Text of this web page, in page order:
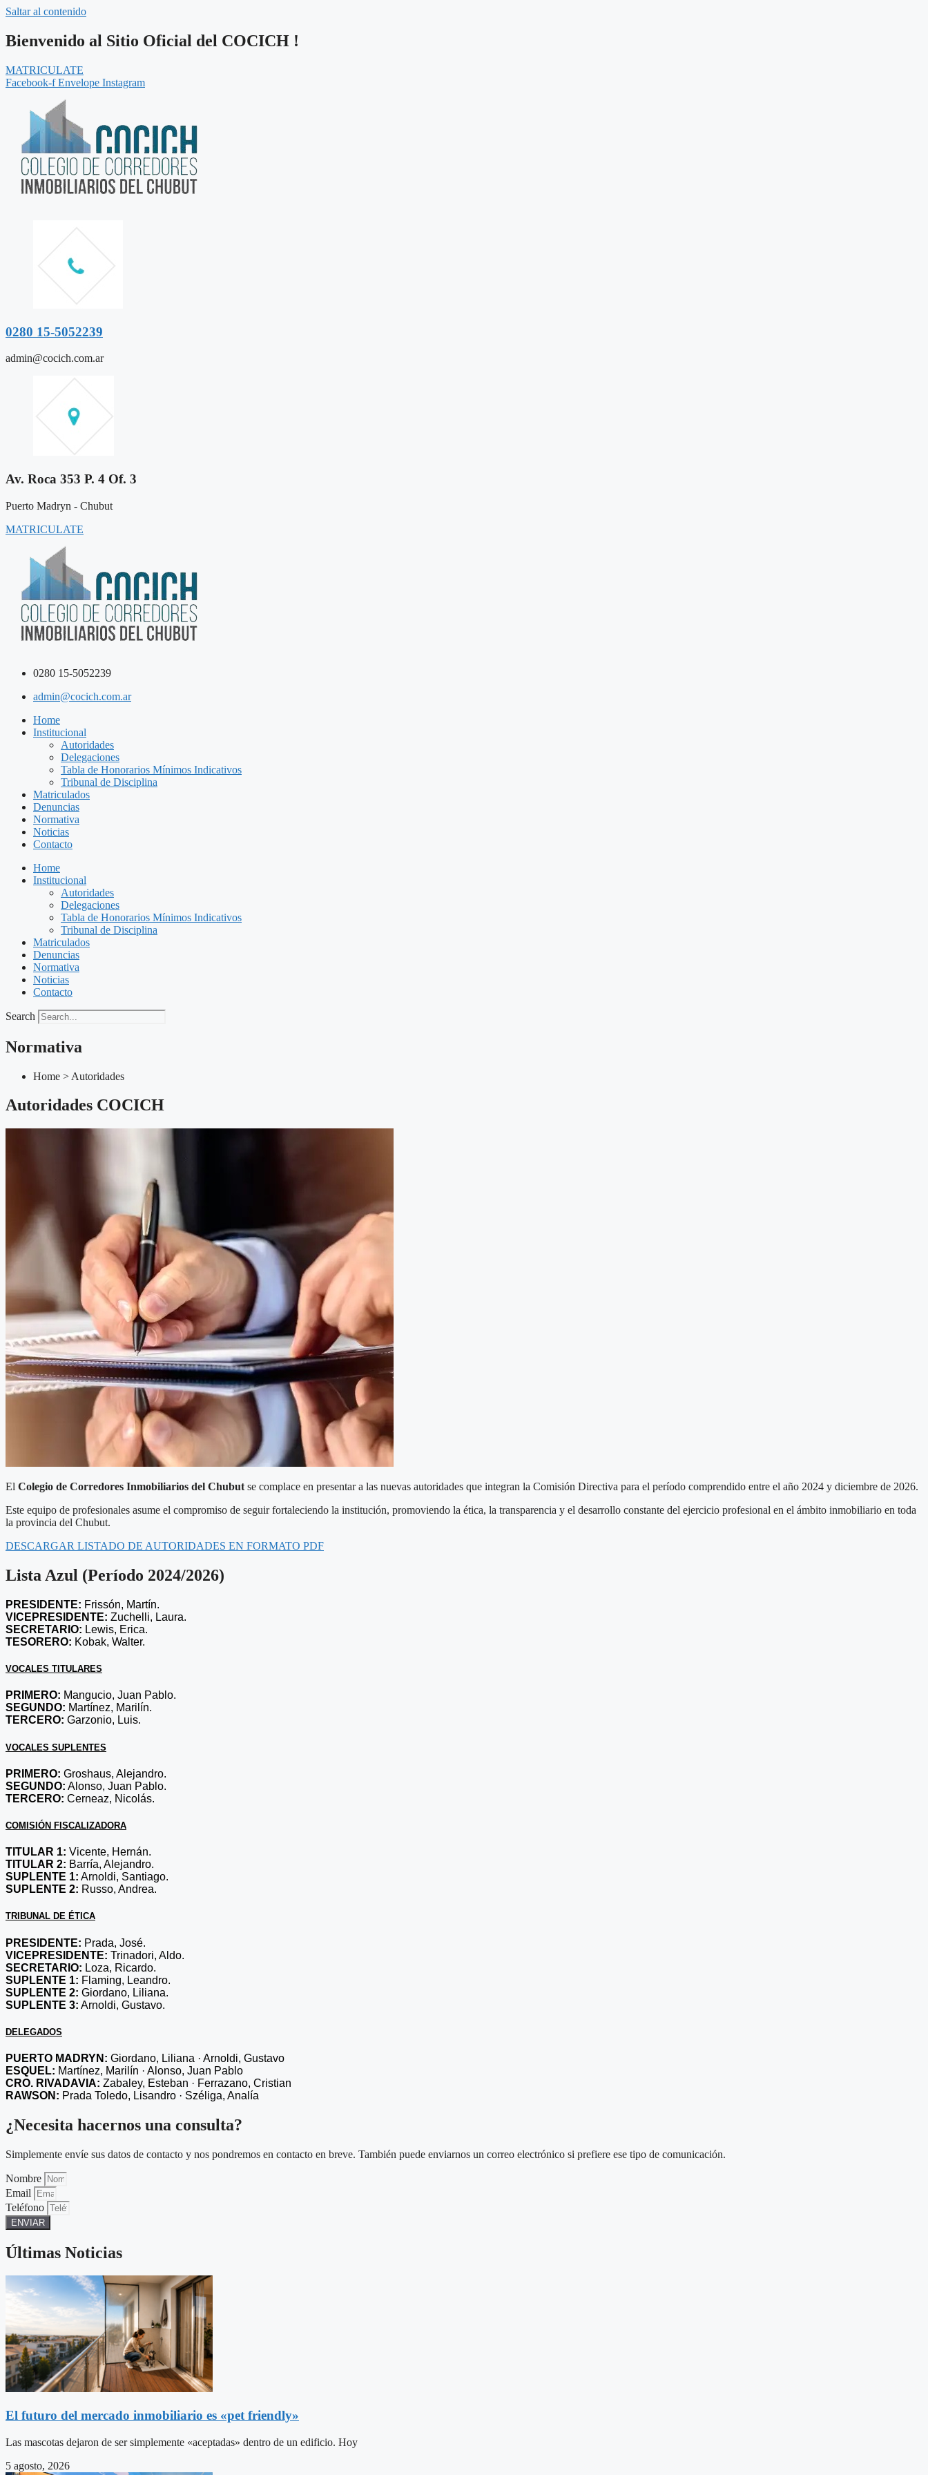
Saltar al contenido
Bienvenido al Sitio Oficial del COCICH !
MATRICULATE
Facebook-f Envelope Instagram
0280 15-5052239
admin@cocich.com.ar
Av. Roca 353 P. 4 Of. 3
Puerto Madryn - Chubut
MATRICULATE
0280 15-5052239
admin@cocich.com.ar
Home
Institucional
Autoridades
Delegaciones
Tabla de Honorarios Mínimos Indicativos
Tribunal de Disciplina
Matriculados
Denuncias
Normativa
Noticias
Contacto
Home
Institucional
Autoridades
Delegaciones
Tabla de Honorarios Mínimos Indicativos
Tribunal de Disciplina
Matriculados
Denuncias
Normativa
Noticias
Contacto
Search
Normativa
Home > Autoridades
Autoridades COCICH
El Colegio de Corredores Inmobiliarios del Chubut se complace en presentar a las nuevas autoridades que integran la Comisión Directiva para el período comprendido entre el año 2024 y diciembre de 2026.
Este equipo de profesionales asume el compromiso de seguir fortaleciendo la institución, promoviendo la ética, la transparencia y el desarrollo constante del ejercicio profesional en el ámbito inmobiliario en toda
la provincia del Chubut.
DESCARGAR LISTADO DE AUTORIDADES EN FORMATO PDF
Lista Azul (Período 2024/2026)
PRESIDENTE: Frissón, Martín.
VICEPRESIDENTE: Zuchelli, Laura.
SECRETARIO: Lewis, Erica.
TESORERO: Kobak, Walter.
VOCALES TITULARES
PRIMERO: Mangucio, Juan Pablo.
SEGUNDO: Martínez, Marilín.
TERCERO: Garzonio, Luis.
VOCALES SUPLENTES
PRIMERO: Groshaus, Alejandro.
SEGUNDO: Alonso, Juan Pablo.
TERCERO: Cerneaz, Nicolás.
COMISIÓN FISCALIZADORA
TITULAR 1: Vicente, Hernán.
TITULAR 2: Barría, Alejandro.
SUPLENTE 1: Arnoldi, Santiago.
SUPLENTE 2: Russo, Andrea.
TRIBUNAL DE ÉTICA
PRESIDENTE: Prada, José.
VICEPRESIDENTE: Trinadori, Aldo.
SECRETARIO: Loza, Ricardo.
SUPLENTE 1: Flaming, Leandro.
SUPLENTE 2: Giordano, Liliana.
SUPLENTE 3: Arnoldi, Gustavo.
DELEGADOS
PUERTO MADRYN: Giordano, Liliana · Arnoldi, Gustavo
ESQUEL: Martínez, Marilín · Alonso, Juan Pablo
CRO. RIVADAVIA: Zabaley, Esteban · Ferrazano, Cristian
RAWSON: Prada Toledo, Lisandro · Széliga, Analía
¿Necesita hacernos una consulta?
Simplemente envíe sus datos de contacto y nos pondremos en contacto en breve. También puede enviarnos un correo electrónico si prefiere ese tipo de comunicación.
Nombre
Email
Teléfono
ENVIAR
Últimas Noticias
El futuro del mercado inmobiliario es «pet friendly»
Las mascotas dejaron de ser simplemente «aceptadas» dentro de un edificio. Hoy
5 agosto, 2026